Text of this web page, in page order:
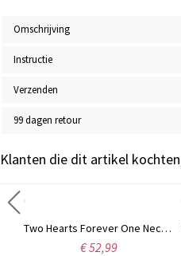
Omschrijving
Instructie
Verzenden
99 dagen retour
Klanten die dit artikel
Two Hearts Forever One Necklace Sterling zilver
€ 52,99